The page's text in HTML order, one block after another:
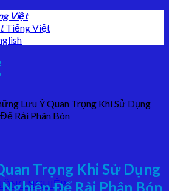
Tiếng Việt
NGHIỆP
Lưu Ý Quan Trọng Khi Sử Dụng
Rải Phân Bón
Trọng Khi Sử Dụng
Để Rải Phân Bón